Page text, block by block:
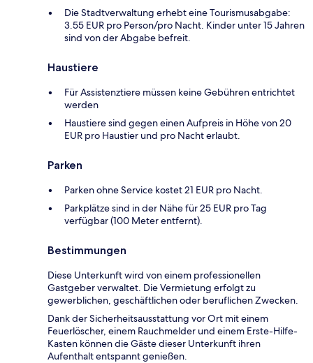
Die Stadtverwaltung erhebt eine Tourismusabgabe:
3.55 EUR pro Person/pro Nacht. Kinder unter 15 Jahren
sind von der Abgabe befreit.
Haustiere
Für Assistenztiere müssen keine Gebühren entrichtet
werden
Haustiere sind gegen einen Aufpreis in Höhe von 20
EUR pro Haustier und pro Nacht erlaubt.
Parken
Parken ohne Service kostet 21 EUR pro Nacht.
Parkplätze sind in der Nähe für 25 EUR pro Tag
verfügbar (100 Meter entfernt).
Bestimmungen
Diese Unterkunft wird von einem professionellen
Gastgeber verwaltet. Die Vermietung erfolgt zu
gewerblichen, geschäftlichen oder beruflichen Zwecken.
Dank der Sicherheitsausstattung vor Ort mit einem
Feuerlöscher, einem Rauchmelder und einem Erste-Hilfe-
Kasten können die Gäste dieser Unterkunft ihren
Aufenthalt entspannt genießen.